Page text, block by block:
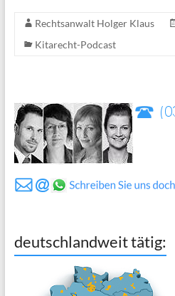
Rechtsanwalt Holger Klaus
Kitarecht-Podcast
deutschlandweit tätig: